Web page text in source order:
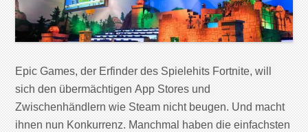
Epic Games, der Erfinder des Spielehits Fortnite, will
sich den übermächtigen App Stores und
Zwischenhändlern wie Steam nicht beugen. Und macht
ihnen nun Konkurrenz. Manchmal haben die einfachsten